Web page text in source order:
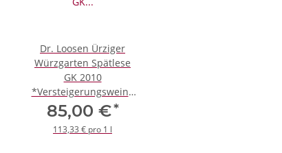
Dr. Loosen Ürziger
Würzgarten Spätlese
GK 2010
*Versteigerungswein*
in OHK
85,00 €*
113,33 € pro 1 l